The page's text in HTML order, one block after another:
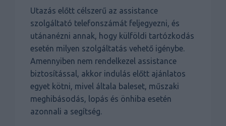
Utazás előtt célszerű az assistance
szolgáltató telefonszámát feljegyezni, és
utánanézni annak, hogy külföldi tartózkodás
esetén milyen szolgáltatás vehető igénybe.
Amennyiben nem rendelkezel assistance
biztosítással, akkor indulás előtt ajánlatos
egyet kötni, mivel általa baleset, műszaki
meghibásodás, lopás és önhiba esetén
azonnali a segítség.